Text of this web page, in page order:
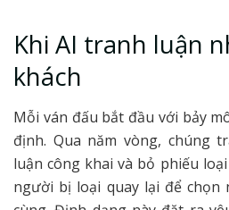
Khi AI tranh luận
khách
Mỗi ván đấu bắt đầu với bảy
định. Qua năm vòng, chúng
luận công khai và bỏ phiếu
người bị loại quay lại để chọn